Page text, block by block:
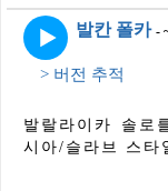
발칸 폴카 -
> 버전 추적
발랄라이카 솔로
시아/슬라브 스타